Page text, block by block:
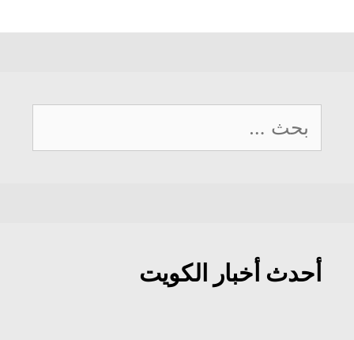
البحث
عن:
أحدث أخبار الكويت